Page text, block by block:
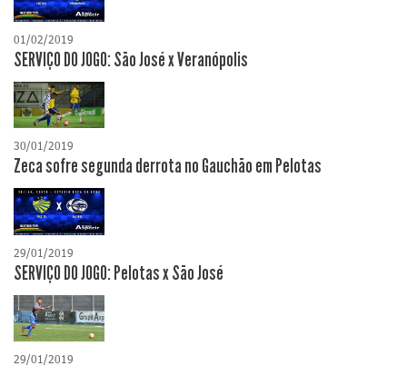
01/02/2019
SERVIÇO DO JOGO: São José x Veranópolis
30/01/2019
Zeca sofre segunda derrota no Gauchão em Pelotas
29/01/2019
SERVIÇO DO JOGO: Pelotas x São José
29/01/2019